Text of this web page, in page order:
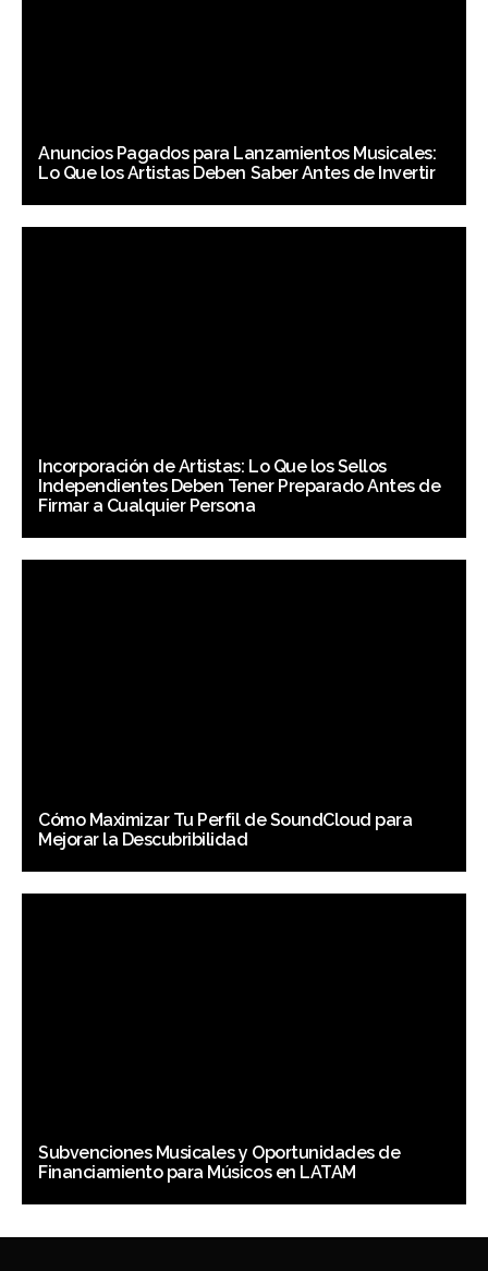
Anuncios Pagados para Lanzamientos Musicales:
Lo Que los Artistas Deben Saber Antes de Invertir
Incorporación de Artistas: Lo Que los Sellos
Independientes Deben Tener Preparado Antes de
Firmar a Cualquier Persona
Cómo Maximizar Tu Perfil de SoundCloud para
Mejorar la Descubribilidad
Subvenciones Musicales y Oportunidades de
Financiamiento para Músicos en LATAM